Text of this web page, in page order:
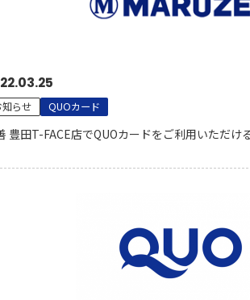
知らせ QUOカード
豊田T-FACE店でQUOカードをご利用いただけ